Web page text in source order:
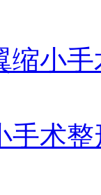
缩小
手术